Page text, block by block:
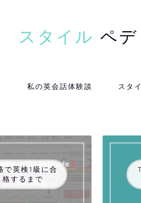
スタイル ペ
私の英会話体験談 スタ
で英検1級に合
格するまで